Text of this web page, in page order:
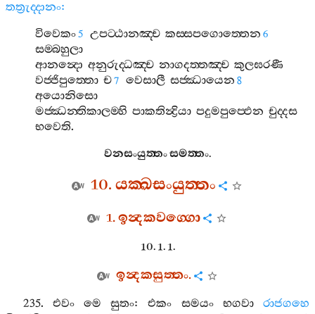
තත්‍රුද‍්දානං:
විවෙකං5 උපට‍්ඨානඤ‍්ච කස‍්සපගොත‍්තෙන 6
සම‍්බහුලා
ආනන්‍දො අනුරුද‍්ධඤ‍්ච නාගදත‍්තඤ‍්ච කුලඝරණී
වජ‍්ජිපුත‍්තො ච7 වෙසාලී සජ‍්ඣායෙන 8
අයොනිසො
මජ‍්ඣන‍්තිකාලම‍්හි පාකතින්‍ද්‍රියා පදුමපුප‍්ඵෙන චුද‍්දස
භවෙති.
වනසංයුත‍්තංසමත‍්තං.
10.යක‍්ඛසංයුත‍්තං
1.ඉන්‍දකවග‍්ගො
10. 1. 1.
ඉන්‍දකසුත‍්තං.
235. එවං මෙ සුතං:එකං සමයං භගවා
රාජගහෙ